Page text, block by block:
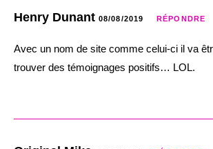
Henry Dunant 08/08/2019 RÉPONDRE
Avec un nom de site comme celui-ci il va
trouver des témoignages positifs… LOL.